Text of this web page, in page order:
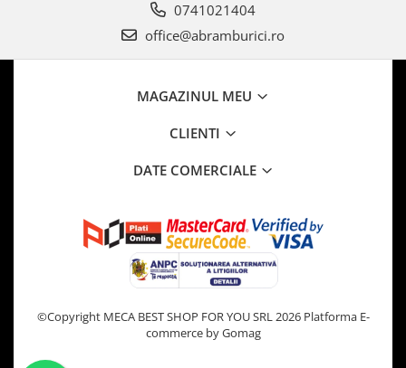
0741021404
office@abramburici.ro
MAGAZINUL MEU
CLIENTI
DATE COMERCIALE
©Copyright MECA BEST SHOP FOR YOU SRL 2026 Platforma E-
commerce by Gomag